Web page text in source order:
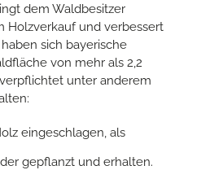
dem Waldbesitzer
Holzverkauf und verbessert
sich bayerische
von mehr als 2,2
unter anderem
eingeschlagen, als
gepflanzt und erhalten.